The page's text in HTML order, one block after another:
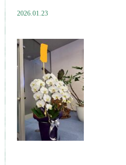
2026.01.23